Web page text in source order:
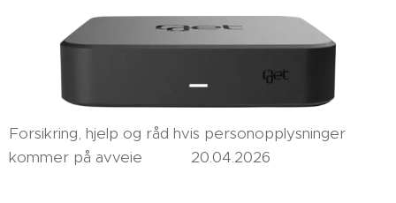
Forsikring, hjelp og råd hvis personopplysninger
kommer på avveie 20.04.2026